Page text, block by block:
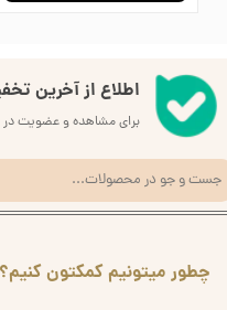
چطور میتونیم کمکتون کنیم؟
اطلاع از آخرین
برای مشاهده و عضویت در